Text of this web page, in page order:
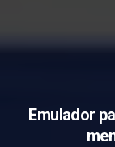
Emulador